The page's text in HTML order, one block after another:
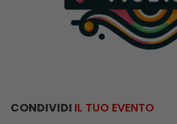
CONDIVIDI IL TUO EVENTO